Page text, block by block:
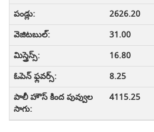
2626.20
31.00
16.80
8.25
4115.25